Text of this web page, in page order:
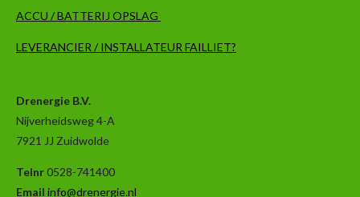
ACCU / BATTERIJ OPSLAG
LEVERANCIER / INSTALLATEUR FAILLIET?
Drenergie B.V.
Nijverheidsweg 4-A
7921 JJ Zuidwolde
Telnr0528-741400
Email info@drenergie.nl